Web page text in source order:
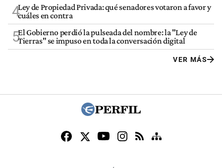
4Ley de Propiedad Privada: qué senadores votaron a favor y
cuáles en contra
5El Gobierno perdió la pulseada del nombre: la "Ley de
Tierras" se impuso en toda la conversación digital
VER MÁS